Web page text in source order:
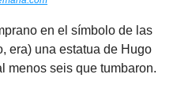
en el símbolo de las
era) una estatua de Hugo
menos seis que tumbaron.